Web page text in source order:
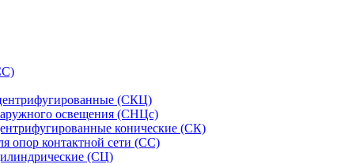
(СКЦ)
освещения (СНЦс)
конические (СК)
опор контактной сети (СС)
(СЦ)